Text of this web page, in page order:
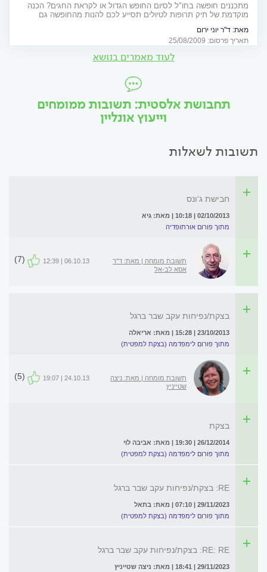
מתכננים חופשה בחו"ל לסיום החופש הגדול או לקראת החגים? הכנה
מוקדמת של תיק תרופות לטיולים תסייע לכם להנות מהחופשה גם
מאת: ד"ר יוני ירום
תאריך פרסום: 25/08/2009
לעוד מאמרים בנושא
תחבושת אלסטית: תשובות ממומחים
וייעוץ אונליין
תשובות לשאלות
חבישת ג'ונס
02/10/2013 | 10:18 | מאת: גיא
מתוך פורום אורתופדיה
תשובת מומחה | מאת: ד"ר
אסא לב-אל
06.10.13 | 12:39
(7)
בצקת/נפיחות עקב שבר ברגל
23/10/2013 | 15:28 | מאת: אריאלה
מתוך פורום לימפדמה (בצקת למפטית)
תשובת מומחה | מאת: ניצה
שטייניץ
24.10.13 | 19:07
(5)
בצקת
26/12/2014 | 19:30 | מאת: אביבה לוי
מתוך פורום לימפדמה (בצקת למפטית)
RE: בצקת/נפיחות עקב שבר ברגל
29/11/2023 | 07:10 | מאת: בתאל
מתוך פורום לימפדמה (בצקת למפטית)
RE: RE: בצקת/נפיחות עקב שבר ברגל
29/11/2023 | 18:41 | מאת: ניצה שטייניץ